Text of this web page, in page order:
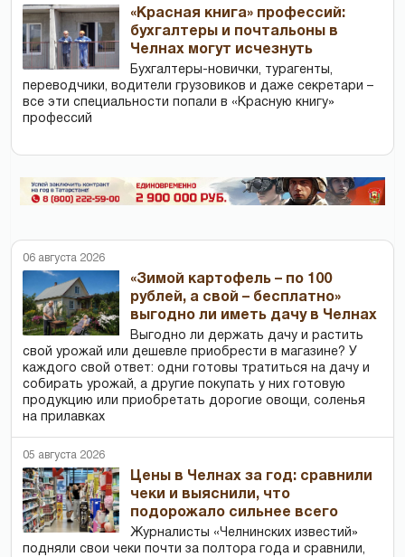
«Красная книга» профессий:
бухгалтеры и почтальоны в
Челнах могут исчезнуть
Бухгалтеры-новички, тур­агенты,
переводчики, водители грузовиков и даже секретари –
все эти специальности попали в «Красную книгу»
профессий
06 августа 2026
«Зимой картофель – по 100
рублей, а свой – бесплатно»
выгодно ли иметь дачу в Челнах
Выгодно ли держать дачу и растить
свой урожай или дешевле приобрести в магазине? У
каждого свой ответ: одни готовы тратиться на дачу и
собирать урожай, а другие покупать у них готовую
продукцию или приобретать дорогие овощи, соленья
на прилавках
05 августа 2026
Цены в Челнах за год: сравнили
чеки и выяснили, что
подорожало сильнее всего
Журналисты «Челнинских известий»
подняли свои чеки почти за полтора года и сравнили,